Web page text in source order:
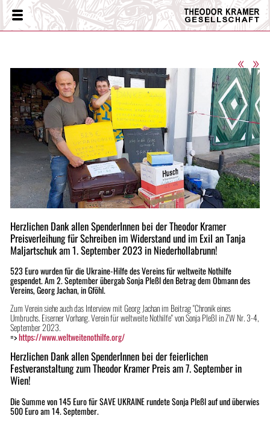
Theodor
Kramer
Menü
« »
Herzlichen Dank allen SpenderInnen bei der Theodor Kramer
Preisverleihung für Schreiben im Widerstand und im Exil an Tanja
Maljartschuk am 1. September 2023 in Niederhollabrunn!
523 Euro wurden für die Ukraine-Hilfe des Vereins für weltweite Nothilfe
gespendet. Am 2. September übergab Sonja Pleßl den Betrag dem Obmann des
Vereins, Georg Jachan, in Gföhl.
Zum Verein siehe auch das Interview mit Georg Jachan im Beitrag "Chronik eines
Umbruchs. Eiserner Vorhang. Verein für weltweite Nothilfe" von Sonja Pleßl in ZW Nr. 3-4,
September 2023.
=>https://www.weltweitenothilfe.org/
Herzlichen Dank allen SpenderInnen bei der feierlichen
Festveranstaltung zum Theodor Kramer Preis am 7. September in
Wien!
Die Summe von 145 Euro für SAVE UKRAINE rundete Sonja Pleßl auf und überwies
500 Euro am 14. September.